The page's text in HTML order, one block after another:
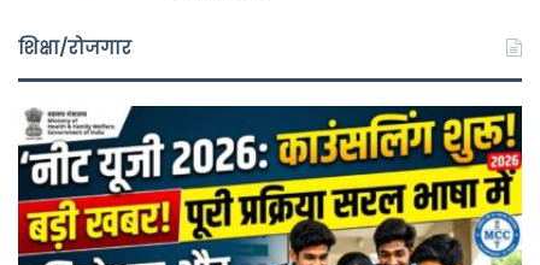
शिक्षा/रोजगार